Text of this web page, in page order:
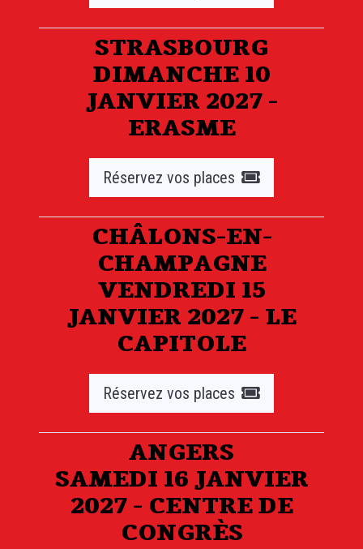
STRASBOURG
DIMANCHE 10
JANVIER 2027 -
ERASME
Réservez vos places
CHÂLONS-EN-
CHAMPAGNE
VENDREDI 15
JANVIER 2027 - LE
CAPITOLE
Réservez vos places
ANGERS
SAMEDI 16 JANVIER
2027 - CENTRE DE
CONGRÈS